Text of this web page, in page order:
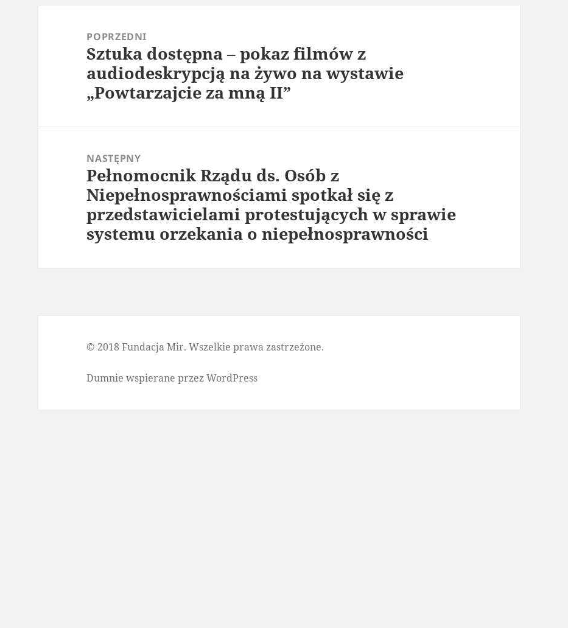
POPRZEDNI
Poprzedni
wpis:
Sztuka dostępna – pokaz filmów z
audiodeskrypcją na żywo na wystawie
„Powtarzajcie za mną II”
NASTĘPNY
Następny
wpis:
Pełnomocnik Rządu ds. Osób z
Niepełnosprawnościami spotkał się z
przedstawicielami protestujących w sprawie
systemu orzekania o niepełnosprawności
© 2018 Fundacja Mir. Wszelkie prawa zastrzeżone.
Dumnie wspierane przez WordPress